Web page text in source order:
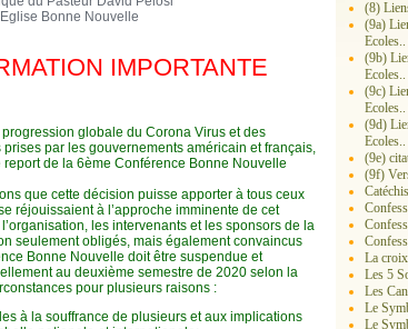
Bonne Nouvelle
IMPORTANTE
globale du Corona Virus et des
par les gouvernements américain et français,
report de la 6ème Conférence Bonne Nouvelle
que cette décision puisse apporter à tous ceux
réjouissaient à l’approche imminente de cet
les intervenants et les sponsors de la
seulement obligés, mais également convaincus
Bonne Nouvelle doit être suspendue et
au deuxième semestre de 2020 selon la
pour plusieurs raisons :
à la souffrance de plusieurs et aux implications
(8)
(9a)
(9b)
(9c)
(9d)
(9e)
(9f)
La
Les 5
Les
Le
Le